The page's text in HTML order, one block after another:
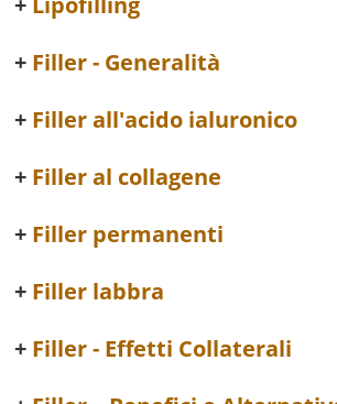
Filler - Generalità
Filler all'acido ialuronico
Filler al collagene
Filler permanenti
Filler labbra
Filler - Effetti Collaterali